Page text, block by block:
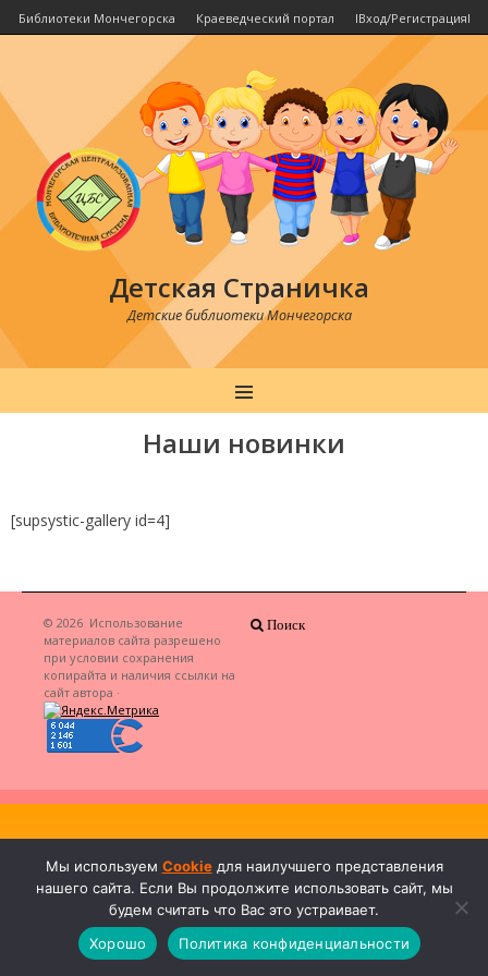
Библиотеки Мончегорска Краеведческий портал IВход/РегистрацияI
Детская Страничка
Детские библиотеки Мончегорска
MENU
Наши новинки
[supsystic-gallery id=4]
© 2026 Использование
материалов сайта разрешено
при условии сохранения
копирайта и наличия ссылки на
сайт автора ·
Поиск
Мы используем Cookieдля наилучшего представления
нашего сайта. Если Вы продолжите использовать сайт, мы
будем считать что Вас это устраивает.
Хорошо
Политика конфиденциальности